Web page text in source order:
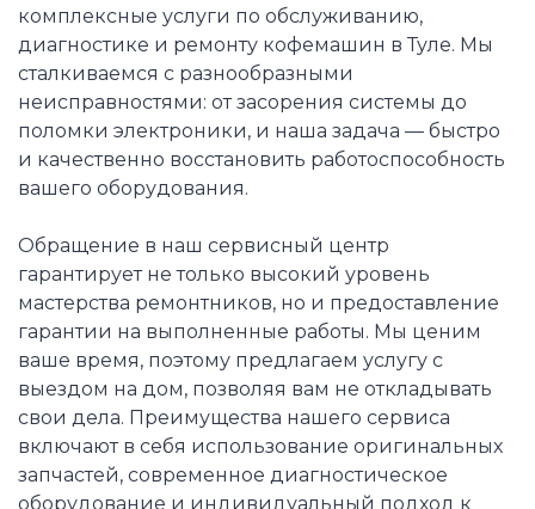
комплексные услуги по обслуживанию,
диагностике и ремонту кофемашин в Туле. Мы
сталкиваемся с разнообразными
неисправностями: от засорения системы до
поломки электроники, и наша задача — быстро
и качественно восстановить работоспособность
вашего оборудования.
Обращение в наш сервисный центр
гарантирует не только высокий уровень
мастерства ремонтников, но и предоставление
гарантии на выполненные работы. Мы ценим
ваше время, поэтому предлагаем услугу с
выездом на дом, позволяя вам не откладывать
свои дела. Преимущества нашего сервиса
включают в себя использование оригинальных
запчастей, современное диагностическое
оборудование и индивидуальный подход к